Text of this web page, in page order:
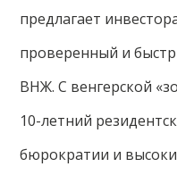
предлагает
проверенный и
ВНЖ. С венгерской
10-летний
бюрократии и